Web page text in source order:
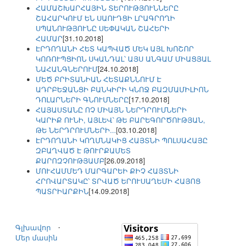
ՀԱՄԱՇԽԱՐՀԱՅԻՆ ՏԵՐՈՒԹՅՈՒՆՆԵՐԸ
ՇԱՀԱՐԿՈՒՄ ԵՆ ՍԱՈՒԴՑԻ ԼՐԱԳՐՈՂԻ
ՍՊԱՆՈՒԹՅՈՒՆԸ ՍԵՓԱԿԱՆ ՇԱՀԵՐԻ
ՀԱՄԱՐ[31.10.2018]
ԷՐԴՈՂԱՆԻ ՀԵՏ ԿԱՊՎԱԾ ՄԵԿ ԱՅԼ ԽՈՇՈՐ
ԿՈՌՈՒՊՑԻՈՆ ՍԿԱՆԴԱԼ՝ ԱՅՍ ԱՆԳԱՄ ՄԻԱՑՅԱԼ
ՆԱՀԱՆԳՆԵՐՈՒՄ[24.10.2018]
ՄԵԾ ԲՐԻՏԱՆԻԱՆ ՀԵՏԱՔՆՆՈՒՄ Է
ԱԴՐԲԵՋԱՆՑԻ ԲԱՆԿԻՐԻ ԿՆՈՋ ԲԱԶՄԱՄԻԼԻՈՆ
ԴՈԼԱՐՆԵՐԻ ԳՆՈՒՄՆԵՐԸ[17.10.2018]
ՀԱՅԱՍՏԱՆԸ ՈՉ ՄԻԱՅՆ ՆԵՐԴՐՈՒՄՆԵՐԻ
ԿԱՐԻՔ ՈՒՆԻ, ԱՅԼԵՎ՝ ԹԵ ԲԱՐԵԳՈՐԾՈՒԹՅԱՆ,
ԹԵ ՆԵՐԴՐՈՒՄՆԵՐԻ...[03.10.2018]
ԷՐԴՈՂԱՆԻ ԿՈՂՄՆԱԿԻՑ ՀԱՅՏՆԻ ՊՈԼՍԱՀԱՅԸ
ԶԲԱՂՎԱԾ Է ԹՈՒՐՔԱՄԵՏ
ՔԱՐՈԶՉՈՒԹՅԱՄԲ[26.09.2018]
ՄՈՒՀԱՄՄԵԴ ՄԱՐԳԱՐԵԻ ՔԻՉ ՀԱՅՏՆԻ
ՀՐՈՎԱՐՏԱԿԸ՝ ՏՐՎԱԾ ԵՐՈՒՍԱՂԵՄԻ ՀԱՅՈՑ
ՊԱՏՐԻԱՐՔԻՆ[14.09.2018]
Գլխավոր
⋅
Մեր մասին